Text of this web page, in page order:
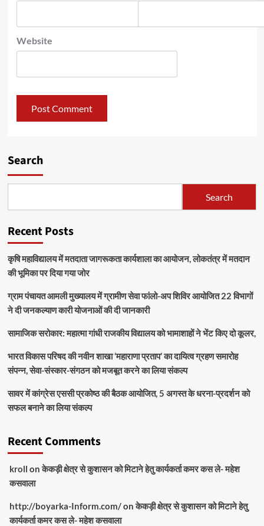
Website
Search
Search
Recent Posts
कृषि महाविद्यालय में मतदाता जागरूकता कार्यशाला का आयोजन, लोकतंत्र में मतदान
की भूमिका पर दिया गया जोर
ग्राम पंचायत आमली मुख्यालय में ग्रामीण सेवा फांलो-अप शिविर आयोजित 22 विभागों
ने दी जनकल्याण कारी योजनाओं की दी जानकारी
सामाजिक सरोकार: महात्मा गांधी राजकीय विद्यालय को भामाशाहों ने भेंट किए दो कूलर,
भारत विकास परिषद की नवीन शाखा ‘महाराणा प्रताप’ का दायित्व ग्रहण समारोह
संपन्न, सेवा-संस्कार-संगठन को मजबूत करने का लिया संकल्प
सावर में कांग्रेस एससी प्रकोष्ठ की बैठक आयोजित, 5 अगस्त के धरना-प्रदर्शन को
सफल बनाने का लिया संकल्प
Recent Comments
kroll onकेकड़ी क्षेत्र से कुशासन को मिटाने हेतु कार्यकर्ता कमर कस ले- महेश
कसवाला
http://boyarka-Inform.com/onकेकड़ी क्षेत्र से कुशासन को मिटाने हेतु
कार्यकर्ता कमर कस ले- महेश कसवाला